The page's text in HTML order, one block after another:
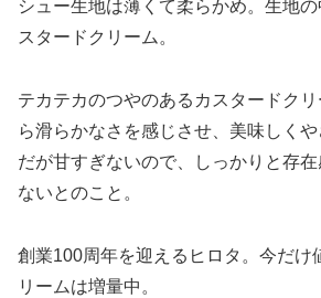
シュー生地は薄くて柔らかめ。生地
スタードクリーム。
テカテカのつやのあるカスタードク
ら滑らかなさを感じさせ、美味しく
だが甘すぎないので、しっかりと存在
ないとのこと。
創業100周年を迎えるヒロタ。今だけ
リームは増量中。